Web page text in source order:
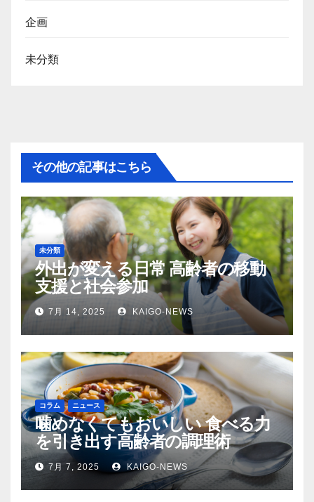
企画
未分類
その他の記事はこちら
未分類
外出が変える日常 高齢者の移動
支援と社会参加
7月 14, 2025 KAIGO-NEWS
コラム ニュース
噛めなくてもおいしい 食べる力
を引き出す高齢者の調理術
7月 7, 2025 KAIGO-NEWS